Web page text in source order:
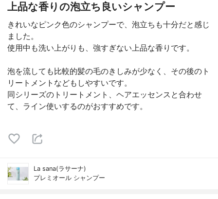
上品な香りの泡立ち良いシャンプー
きれいなピンク色のシャンプーで、泡立ちも十分だと感じ
ました。
使用中も洗い上がりも、強すぎない上品な香りです。
泡を流しても比較的髪の毛のきしみが少なく、その後のト
リートメントなどもしやすいです。
同シリーズのトリートメント、ヘアエッセンスと合わせ
て、ライン使いするのがおすすめです。
La sana(ラサーナ)
プレミオール シャンプー